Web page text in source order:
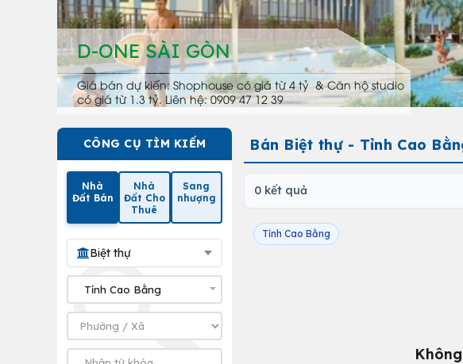
D-ONE SÀI GÒN
Giá bán dự kiến: Shophouse có giá từ 4 tỷ & Căn hộ studio
có giá từ 1.3 tỷ. Liên hệ: 0909 47 12 39
CÔNG CỤ TÌM KIẾM
Nhà
Đất Bán
Nhà
Đất Cho
Thuê
Sang
nhượng
Biệt thự
Bán Biệt thự - Tỉnh Cao
0 kết quả
Tỉnh Cao Bằng